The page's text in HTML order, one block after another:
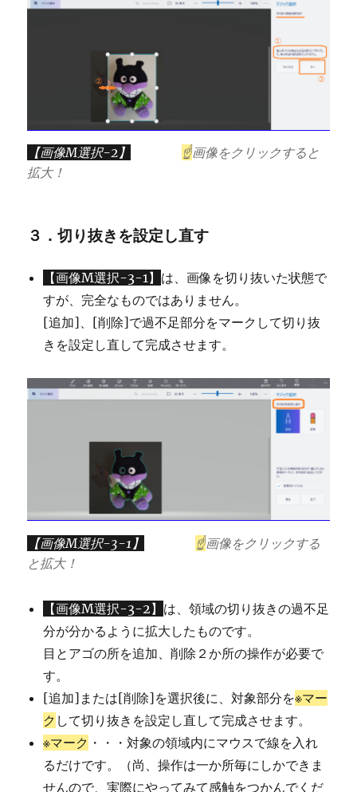
【画像M選択-2】 ☝画像をクリックすると
拡大！
３．切り抜きを設定し直す
【画像M選択-3-1】 は、画像を切り抜いた状態で
すが、完全なものではありません。
[追加]、[削除]で過不足部分をマークして切り抜
きを設定し直して完成させます。
【画像M選択-3-1】 ☝画像をクリックする
と拡大！
【画像M選択-3-2】 は、領域の切り抜きの過不足
分が分かるように拡大したものです。
目とアゴの所を追加、削除２か所の操作が必要で
す。
[追加]または[削除]を選択後に、対象部分を※マー
ク して切り抜きを設定し直して完成させます。
※マーク ・・・対象の領域内にマウスで線を入れ
るだけです。（尚、操作は一か所毎にしかできま
せんので、実際にやってみて感触をつかんでくだ